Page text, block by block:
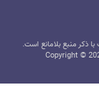
ذکر منبع بلامانع است.
Copyright ©